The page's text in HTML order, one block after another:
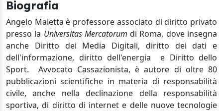
Biografia
Angelo Maietta è professore associato di diritto privato
presso la Universitas Mercatorum di Roma, dove insegna
anche Diritto dei Media Digitali, diritto dei dati e
dell'informazione, diritto dell'energia e Diritto dello
Sport. Avvocato Cassazionista, è autore di oltre 80
pubblicazioni scientifiche in materia di responsabilità
civile, anche nella declinazione della responsabilità
sportiva, di diritto di internet e delle nuove tecnologie